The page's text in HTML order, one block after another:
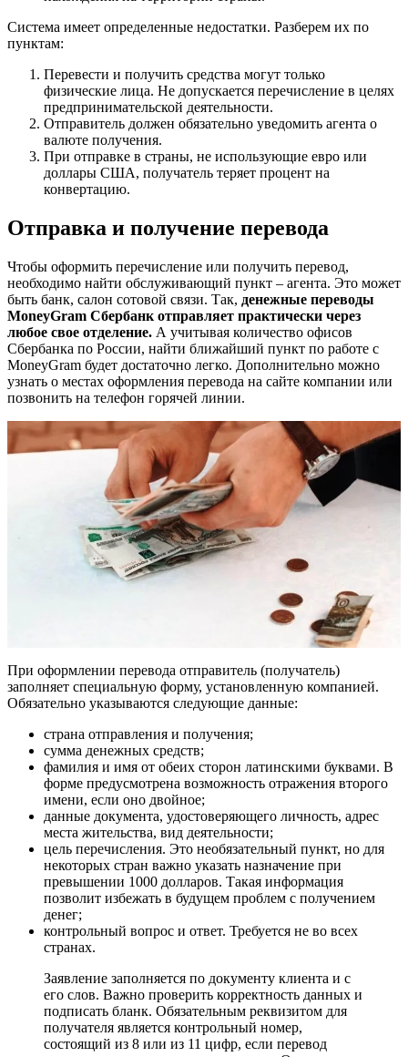
Система имеет определенные недостатки. Разберем их по
пунктам:
Перевести и получить средства могут только
физические лица. Не допускается перечисление в целях
предпринимательской деятельности.
Отправитель должен обязательно уведомить агента о
валюте получения.
При отправке в страны, не использующие евро или
доллары США, получатель теряет процент на
конвертацию.
Отправка и получение перевода
Чтобы оформить перечисление или получить перевод,
необходимо найти обслуживающий пункт – агента. Это может
быть банк, салон сотовой связи. Так, денежные переводы
MoneyGram Сбербанк отправляет практически через
любое свое отделение. А учитывая количество офисов
Сбербанка по России, найти ближайший пункт по работе с
MoneyGram будет достаточно легко. Дополнительно можно
узнать о местах оформления перевода на сайте компании или
позвонить на телефон горячей линии.
При оформлении перевода отправитель (получатель)
заполняет специальную форму, установленную компанией.
Обязательно указываются следующие данные:
страна отправления и получения;
сумма денежных средств;
фамилия и имя от обеих сторон латинскими буквами. В
форме предусмотрена возможность отражения второго
имени, если оно двойное;
данные документа, удостоверяющего личность, адрес
места жительства, вид деятельности;
цель перечисления. Это необязательный пункт, но для
некоторых стран важно указать назначение при
превышении 1000 долларов. Такая информация
позволит избежать в будущем проблем с получением
денег;
контрольный вопрос и ответ. Требуется не во всех
странах.
Заявление заполняется по документу клиента и с
его слов. Важно проверить корректность данных и
подписать бланк. Обязательным реквизитом для
получателя является контрольный номер,
состоящий из 8 или из 11 цифр, если перевод